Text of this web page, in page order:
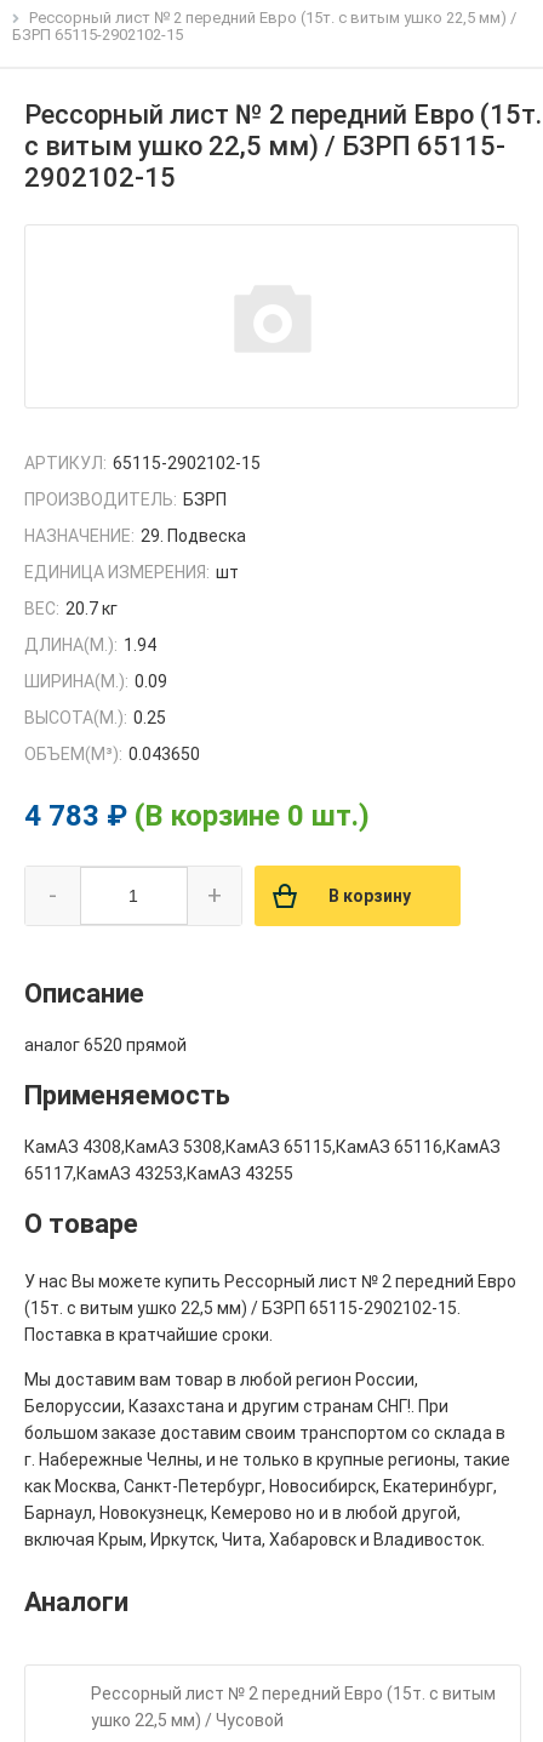
Рессорный лист № 2 передний Евро (15т. с витым ушко 22,5 мм) /
БЗРП 65115-2902102-15
Рессорный лист № 2 передний Евро (15т.
с витым ушко 22,5 мм) / БЗРП 65115-
2902102-15
АРТИКУЛ: 65115-2902102-15
ПРОИЗВОДИТЕЛЬ: БЗРП
НАЗНАЧЕНИЕ: 29. Подвеска
ЕДИНИЦА ИЗМЕРЕНИЯ: шт
ВЕС: 20.7 кг
ДЛИНА(М.): 1.94
ШИРИНА(М.): 0.09
ВЫСОТА(М.): 0.25
ОБЪЕМ(M³): 0.043650
4 783 ₽ (В корзине 0 шт.)
- + В корзину
Описание
аналог 6520 прямой
Применяемость
КамАЗ 4308,КамАЗ 5308,КамАЗ 65115,КамАЗ 65116,КамАЗ
65117,КамАЗ 43253,КамАЗ 43255
О товаре
У нас Вы можете купить Рессорный лист № 2 передний Евро
(15т. с витым ушко 22,5 мм) / БЗРП 65115-2902102-15.
Поставка в кратчайшие сроки.
Мы доставим вам товар в любой регион России,
Белоруссии, Казахстана и другим странам СНГ!. При
большом заказе доставим своим транспортом со склада в
г. Набережные Челны, и не только в крупные регионы, такие
как Москва, Санкт-Петербург, Новосибирск, Екатеринбург,
Барнаул, Новокузнецк, Кемерово но и в любой другой,
включая Крым, Иркутск, Чита, Хабаровск и Владивосток.
Аналоги
Рессорный лист № 2 передний Евро (15т. с витым
ушко 22,5 мм) / Чусовой